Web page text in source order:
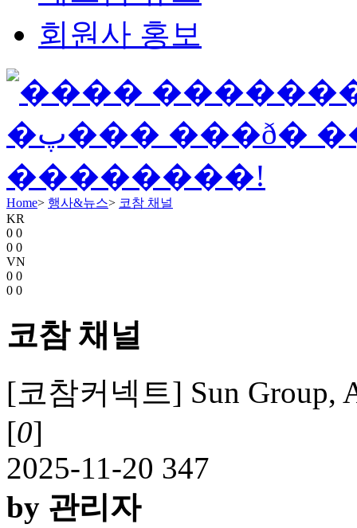
회원사 홍보
Home> 행사&뉴스> 코참 채널
KR
0 0
0 0
VN
0 0
0 0
코참 채널
[코참커넥트] Sun Group,
[0]
2025-11-20 347
by 관리자